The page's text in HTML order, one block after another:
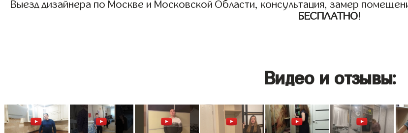
Выезд дизайнера по Москве и Московской Области, консультация, замер
БЕСПЛАТНО!
Видео и отзывы: